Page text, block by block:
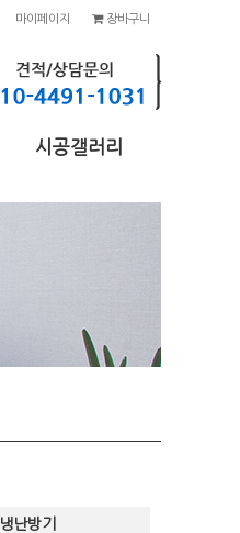
장바구니
마이페이지
시공갤러리
냉난방기